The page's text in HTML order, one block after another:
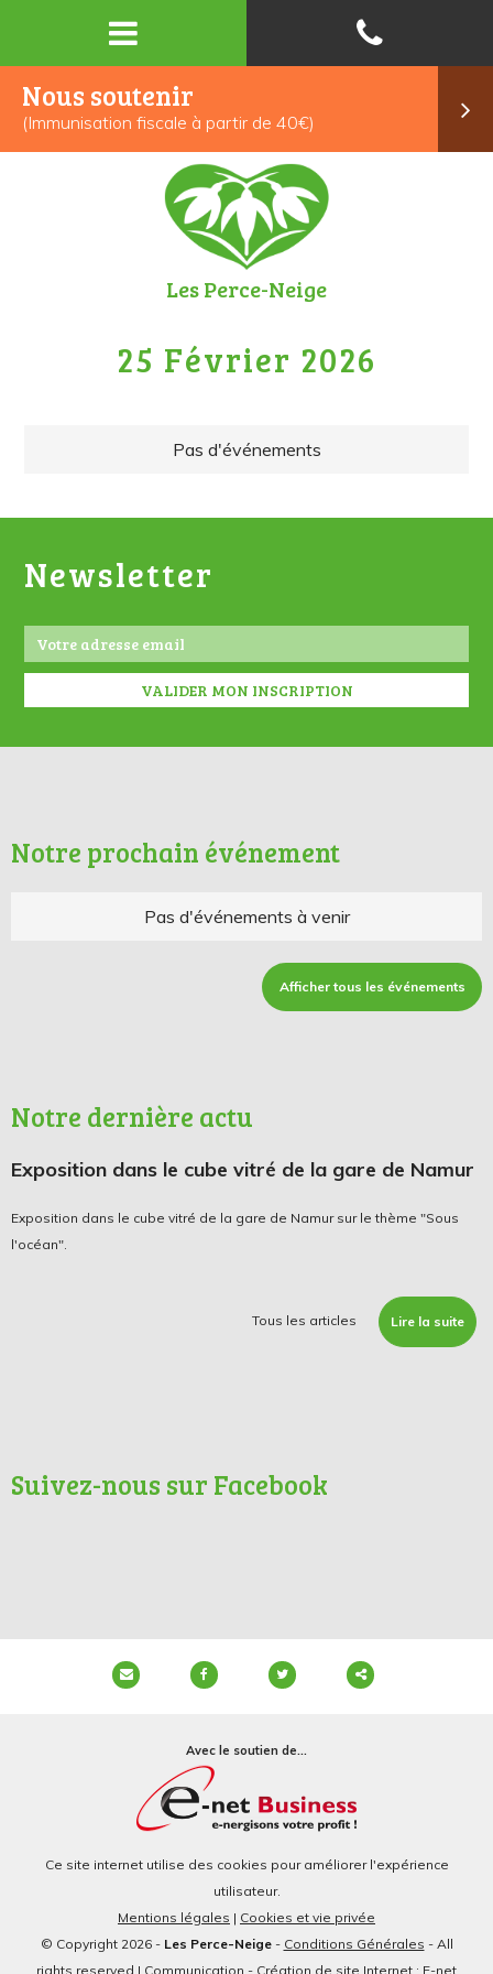
Nous soutenir
(Immunisation fiscale à partir de 40€)
Les Perce-Neige
25 Février 2026
Pas d'événements
Newsletter
Notre prochain événement
Pas d'événements à venir
Afficher tous les événements
Notre dernière actu
Exposition dans le cube vitré de la gare de Namur
Exposition dans le cube vitré de la gare de Namur sur le thème "Sous
l'océan".
Tous les articles Lire la suite
Suivez-nous sur Facebook
Avec le soutien de...
Ce site internet utilise des cookies pour améliorer l'expérience
utilisateur.
Mentions légales | Cookies et vie privée
© Copyright 2026 - Les Perce-Neige- Conditions Générales - All
rights reserved | Communication - Création de site Internet : E-net